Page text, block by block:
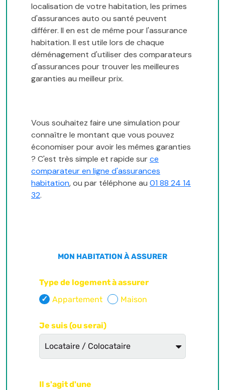
localisation de votre habitation, les primes
d'assurances auto ou santé peuvent
différer. Il en est de même pour l'assurance
habitation. Il est utile lors de chaque
déménagement d'utiliser des comparateurs
d'assurances pour trouver les meilleures
garanties au meilleur prix.
Vous souhaitez faire une simulation pour
connaître le montant que vous pouvez
économiser pour avoir les mêmes garanties
? C'est très simple et rapide surce
comparateur en ligne d'assurances
habitation, ou par téléphone au 01 88 24 14
32.